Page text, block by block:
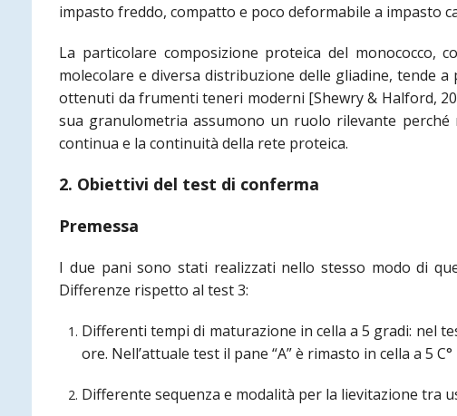
impasto freddo, compatto e poco deformabile a impasto
La particolare composizione proteica del monococco,
molecolare e diversa distribuzione delle gliadine, tende
ottenuti da frumenti teneri moderni [Shewry & Halford,
sua granulometria assumono un ruolo rilevante perché
continua e la continuità della rete proteica.
2. Obiettivi del test di conferma
Premessa
I due pani sono stati realizzati nello stesso modo di
Differenze rispetto al test 3:
Differenti tempi di maturazione in cella a 5 gradi: nel
ore. Nell’attuale test il pane “A” è rimasto in cella a 5
Differente sequenza e modalità per la lievitazione tra